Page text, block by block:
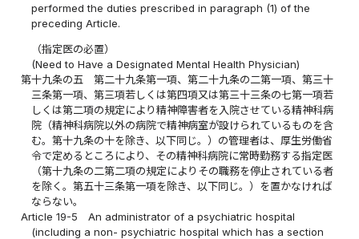
performed the duties prescribed in paragraph (1) of the
preceding Article.
（指定医の必置）
(Need to Have a Designated Mental Health Physician)
第十九条の五
第二十九条第一項、第二十九条の二第一項、第三十
三条第一項、第三項若しくは第四項又は第三十三条の七第一項若
しくは第二項の規定により精神障害者を入院させている精神科病
院（精神科病院以外の病院で精神病室が設けられているものを含
む。第十九条の十を除き、以下同じ。）の管理者は、厚生労働省
令で定めるところにより、その精神科病院に常時勤務する指定医
（第十九条の二第二項の規定によりその職務を停止されている者
を除く。第五十三条第一項を除き、以下同じ。）を置かなければ
ならない。
Article 19-5
An administrator of a psychiatric hospital
(including a non- psychiatric hospital which has a section